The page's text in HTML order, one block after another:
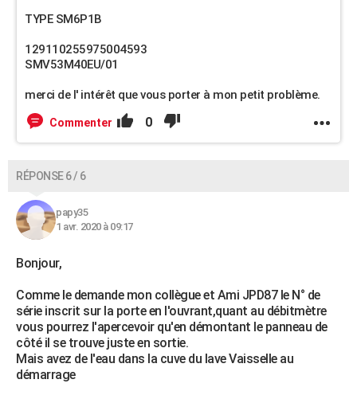
TYPE SM6P1B
129110255975004593
SMV53M40EU/01
merci de l' intérêt que vous porter à mon petit problème.
Commenter 0
RÉPONSE 6 / 6
papy35
1 avr. 2020 à 09:17
Bonjour,
Comme le demande mon collègue et Ami JPD87 le N° de
série inscrit sur la porte en l'ouvrant,quant au débitmètre
vous pourrez l'apercevoir qu'en démontant le panneau de
côté il se trouve juste en sortie.
Mais avez de l'eau dans la cuve du lave Vaisselle au
démarrage